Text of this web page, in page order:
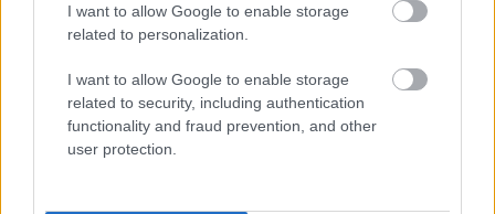
I want to allow Google to enable storage
related to personalization.
I want to allow Google to enable storage
related to security, including authentication
functionality and fraud prevention, and other
user protection.
Pienhankinnat ja poistot –
Ostit juuri 1 800 euron tietokoneen yrityksellesi.
Saatko vähentää sen kerralla, vai pitääkö jakaa